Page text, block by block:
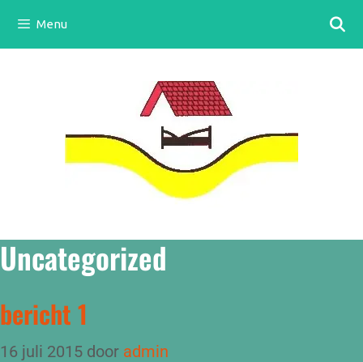
Menu
Uncategorized
bericht 1
16 juli 2015 door admin